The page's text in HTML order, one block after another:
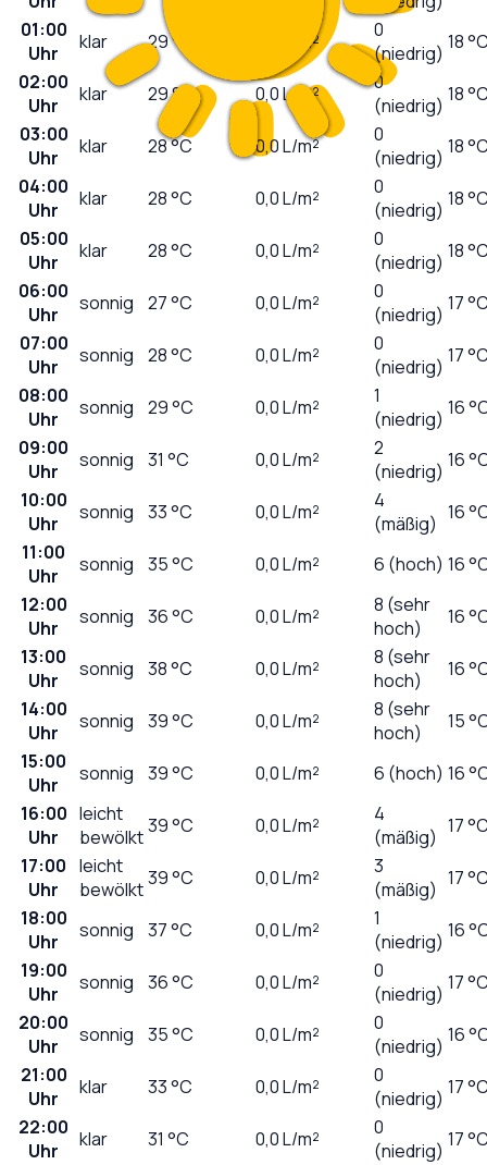
01:00
Uhr
klar 29°C L/m²
0
(niedrig) 18
02:00
Uhr
klar 29°C 0,0L/m²
0
(niedrig) 18
03:00
Uhr
klar 28°C 0,0L/m²
0
(niedrig) 18
04:00
Uhr
klar 28°C 0,0L/m²
0
(niedrig) 18
05:00
Uhr
klar 28°C 0,0L/m²
0
(niedrig) 18
06:00
Uhr
sonnig 27°C 0,0L/m²
0
(niedrig) 17
07:00
Uhr
sonnig 28°C 0,0L/m²
0
(niedrig) 17
08:00
Uhr
sonnig 29°C 0,0L/m²
1
(niedrig) 16
09:00
Uhr
sonnig 31 °C 0,0L/m²
2
(niedrig) 16
10:00
Uhr
sonnig 33°C 0,0L/m²
4
(mäßig) 16
11:00
Uhr
sonnig 35°C 0,0L/m² 6 (hoch) 16
12:00
Uhr
sonnig 36°C 0,0L/m²
8 (sehr
hoch)
16
13:00
Uhr
sonnig 38°C 0,0L/m²
8 (sehr
hoch)
16
14:00
Uhr
sonnig 39°C 0,0L/m²
8 (sehr
hoch)
15
15:00
Uhr
sonnig 39°C 0,0L/m² 6 (hoch) 16
16:00
Uhr
leicht
bewölkt39°C 0,0L/m²
4
(mäßig) 17
17:00
Uhr
leicht
bewölkt39°C 0,0L/m²
3
(mäßig) 17
18:00
Uhr
sonnig 37°C 0,0L/m²
1
(niedrig) 16
19:00
Uhr
sonnig 36°C 0,0L/m²
0
(niedrig) 17
20:00
Uhr
sonnig 35°C 0,0L/m²
0
(niedrig) 16
21:00
Uhr
klar 33°C 0,0L/m²
0
(niedrig) 17
22:00
Uhr
klar 31 °C 0,0L/m²
0
(niedrig) 17